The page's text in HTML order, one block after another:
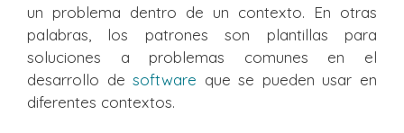
un problema dentro de un contexto. En otras
palabras, los patrones son plantillas para
soluciones a problemas comunes en el
desarrollo desoftware que se pueden usar en
diferentes contextos.